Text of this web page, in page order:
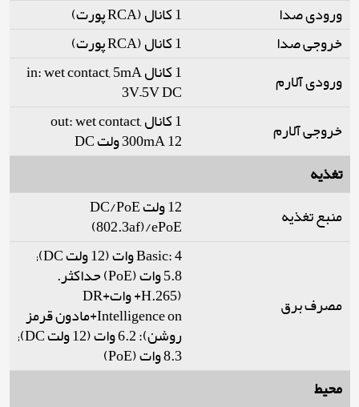
ورودی صدا
1 کانال (RCA پورت)
خروجی صدا
1 کانال (RCA پورت)
ورودی آلارم
1 کانال in: wet contact, 5mA
3V–5V DC
خروجی آلارم
1 کانال out: wet contact,
300mA 12 ولت DC
تغذیه
منبع تغذیه
12 ولت DC/PoE
(802.3af)/ePoE
مصرف برق
Basic: 4 وات (12 ولت DC);
5.8 وات (PoE) حداکثر.
(H.265+ واتDR+
Intelligence on+مادون قرمز
روشن): 6.2 وات (12 ولت DC);
8.3 وات (PoE)
محیط